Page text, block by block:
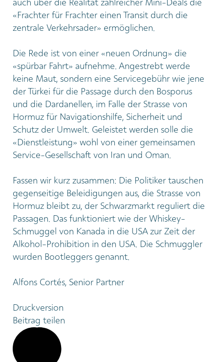
«Frachter für Frachter einen Transit durch die
zentrale Verkehrsader» ermöglichen.
Die Rede ist von einer «neuen Ordnung» die
«spürbar Fahrt» aufnehme. Angestrebt werde
keine Maut, sondern eine Servicegebühr wie jene
der Türkei für die Passage durch den Bosporus
und die Dardanellen, im Falle der Strasse von
Hormuz für Navigationshilfe, Sicherheit und
Schutz der Umwelt. Geleistet werden solle die
«Dienstleistung» wohl von einer gemeinsamen
Service-Gesellschaft von Iran und Oman.
Fassen wir kurz zusammen: Die Politiker tauschen
gegenseitige Beleidigungen aus, die Strasse von
Hormuz bleibt zu, der Schwarzmarkt reguliert die
Passagen. Das funktioniert wie der Whiskey-
Schmuggel von Kanada in die USA zur Zeit der
Alkohol-Prohibition in den USA. Die Schmuggler
wurden Bootleggers genannt.
Alfons Cortés, Senior Partner
Druckversion
Beitrag teilen